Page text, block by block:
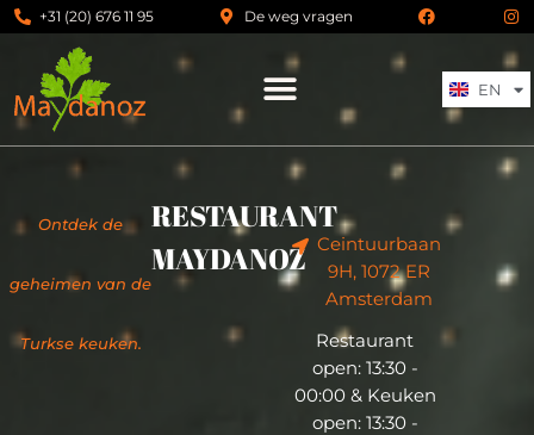
+31 (20) 676 11 95 De weg vragen
EN
ES
IT
Ontdek de
geheimen van de
Turkse keuken.
RESTAURANT
MAYDANOZ Ceintuurbaan
9H, 1072 ER
Amsterdam
Restaurant
open: 13:30 -
00:00 & Keuken
open: 13:30 -